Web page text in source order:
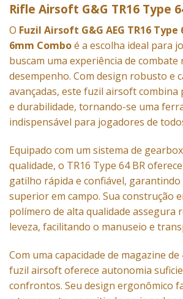
Rifle Airsoft G&G TR16 Type
O Fuzil Airsoft G&G AEG TR16 Type
6mm Comboé a escolha ideal para
buscam uma experiência de combate
desempenho. Com design robusto e
avançadas, este fuzil airsoft combina
e durabilidade, tornando-se uma
indispensável para jogadores de
Equipado com um sistema de
qualidade, o TR16 Type 64 BR
gatilho rápida e confiável,
superior em campo. Sua construção
polímero de alta qualidade assegura
leveza, facilitando o manuseio e
Com uma capacidade de magazine de
fuzil airsoft oferece autonomia
confrontos. Seu design ergonômico